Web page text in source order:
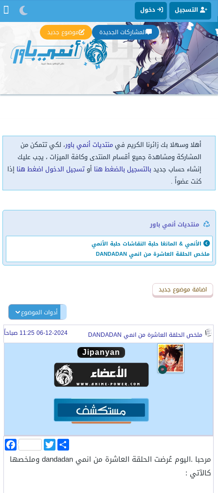
التسجيل دخول
المشاركات الجديدة موضوع جديد
أهلا وسهلا بك زائرنا الكريم فيمنتديات أنمي باور، لكي تتمكن من
المشاركة ومشاهدة جميع أقسام المنتدى وكافة الميزات ، يجب عليك
إنشاء حساب جديد بالتسجيل بالضغط هنا أوتسجيل الدخول اضغط هنا إذا
كنت عضواً .
منتديات أنمي باور
الأنمي & المانغا حلبة النقاشات حلبة الأنمي
ملخص الحلقة العاشرة من انمي DANDADAN
اضافة رد جديد
اضافة موضوع جديد
أدوات الموضوع
ملخص الحلقة العاشرة من انمي DANDADAN 06-12-2024 11:25 صباحاً
Jipanyan
a
T
w
i
ن
ش
مرحبا .اليوم عُرضت الحلقة العاشرة من انمي dandadan وملخصها
كالآتي :